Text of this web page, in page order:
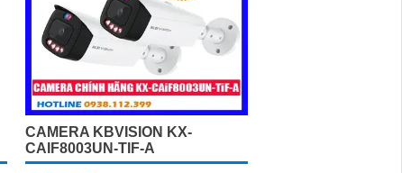
CAMERA KBVISION KX-
CAIF8003UN-TIF-A